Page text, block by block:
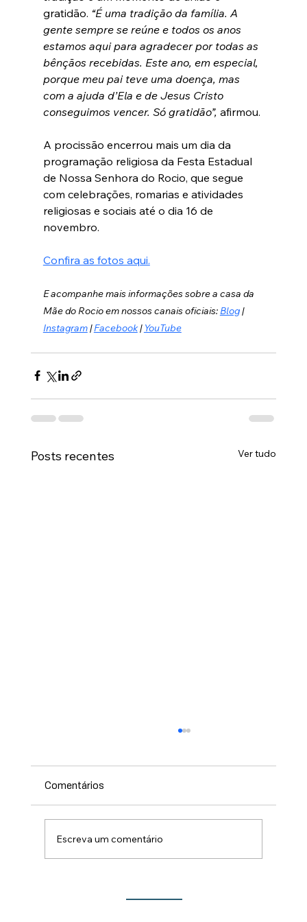
gratidão. “É uma tradição da família. A
gente sempre se reúne e todos os anos
estamos aqui para agradecer por todas as
bênçãos recebidas. Este ano, em especial,
porque meu pai teve uma doença, mas
com a ajuda d’Ela e de Jesus Cristo
conseguimos vencer. Só gratidão”, afirmou.
A procissão encerrou mais um dia da
programação religiosa da Festa Estadual
de Nossa Senhora do Rocio, que segue
com celebrações, romarias e atividades
religiosas e sociais até o dia 16 de
novembro.
Confira as fotos aqui.
E acompanhe mais informações sobre a casa da
Mãe do Rocio em nossos canais oficiais: Blog |
Instagram | Facebook | YouTube
Posts recentes Ver tudo
Festa do Rocio traz novidades para este
Comentários
Escreva um comentário